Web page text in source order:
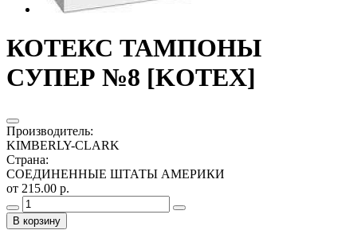
КОТЕКС ТАМПОНЫ
СУПЕР №8 [KOTEX]
Производитель:
KIMBERLY-CLARK
Страна:
СОЕДИНЕННЫЕ ШТАТЫ АМЕРИКИ
от 215.00 р.
В корзину